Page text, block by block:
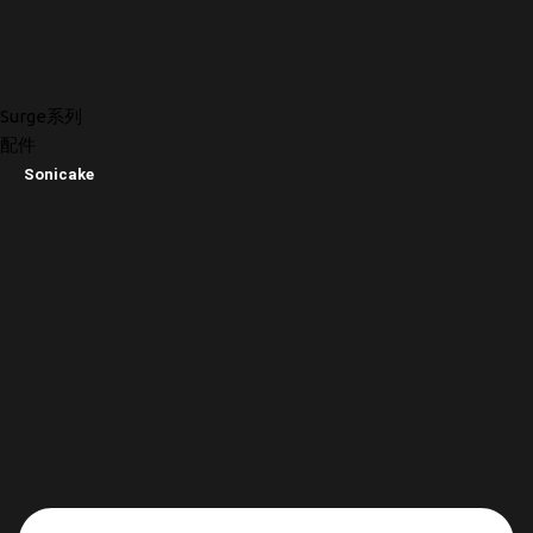
Surge系列
配件
Sonicake